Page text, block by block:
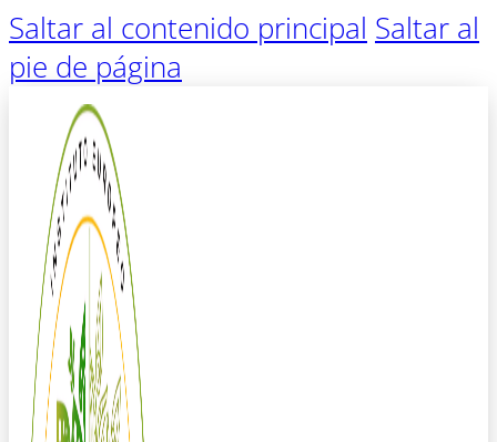
Saltar al contenido principal Saltar al
pie de página